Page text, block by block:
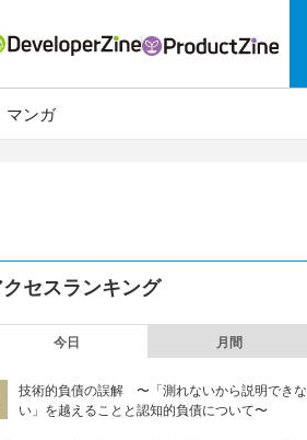
マンガ
セスランキング
今日 月間
技術的負債の誤解 〜「測れないから説明できな
い」を越えることと認知的負債について〜